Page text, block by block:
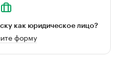
как юридическое лицо?
форму